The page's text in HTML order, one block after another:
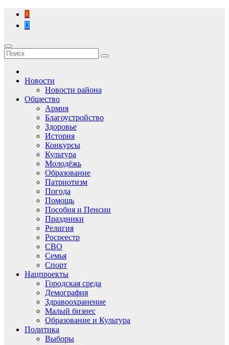
Перейти
содержимому
Новости
Новости района
Общество
Армия
Благоустройство
Здоровье
История
Конкурсы
Культура
Молодёжь
Образование
Патриотизм
Погода
Помощь
Пособия и Пенсии
Праздники
Религия
Росреестр
СВО
Семья
Спорт
Нацпроекты
Городская среда
Демография
Здравоохранение
Малый бизнес
Образование и Культура
Политика
Выборы